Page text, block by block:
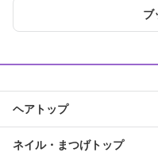
ブ
ヘアトップ
ネイル・まつげトップ